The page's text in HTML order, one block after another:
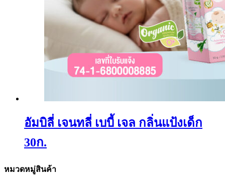
อัมบิลี่ เจนทลี่ เบบี้ เจล กลิ่นแป้งเด็ก
30ก.
หมวดหมู่สินค้า